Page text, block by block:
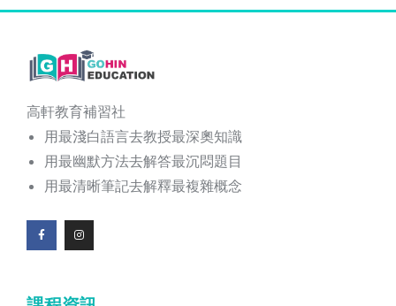
高軒教育補習社
用最淺白語言去教授最深奧知識
用最幽默方法去解答最沉悶題目
用最清晰筆記去解釋最複雜概念
F
a
o
I
n
g